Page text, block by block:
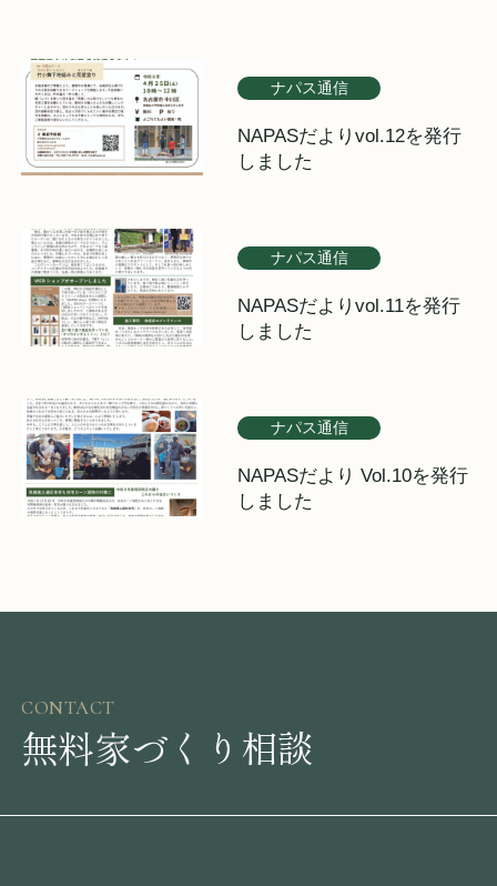
ナパス通信
NAPASだよりvol.12を発行
しました
ナパス通信
NAPASだよりvol.11を発行
しました
ナパス通信
NAPASだより Vol.10を発行
しました
CONTACT
無料家づくり相談